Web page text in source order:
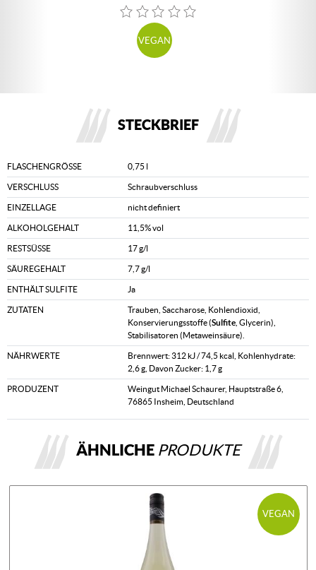
VEGAN
STECKBRIEF
FLASCHENGRÖSSE 0,75 l
VERSCHLUSS Schraubverschluss
EINZELLAGE nicht definiert
ALKOHOLGEHALT 11,5% vol
RESTSÜSSE 17 g/l
SÄUREGEHALT 7,7 g/l
ENTHÄLT SULFITE Ja
ZUTATEN
Trauben, Saccharose, Kohlendioxid,
Konservierungsstoffe (Sulfite , Glycerin),
Stabilisatoren (Metaweinsäure).
NÄHRWERTE
Brennwert: 312 kJ / 74,5 kcal, Kohlenhydrate:
2,6 g, Davon Zucker: 1,7 g
PRODUZENT
Weingut Michael Schaurer, Hauptstraße 6,
76865 Insheim, Deutschland
ÄHNLICHE PRODUKTE
VEGAN